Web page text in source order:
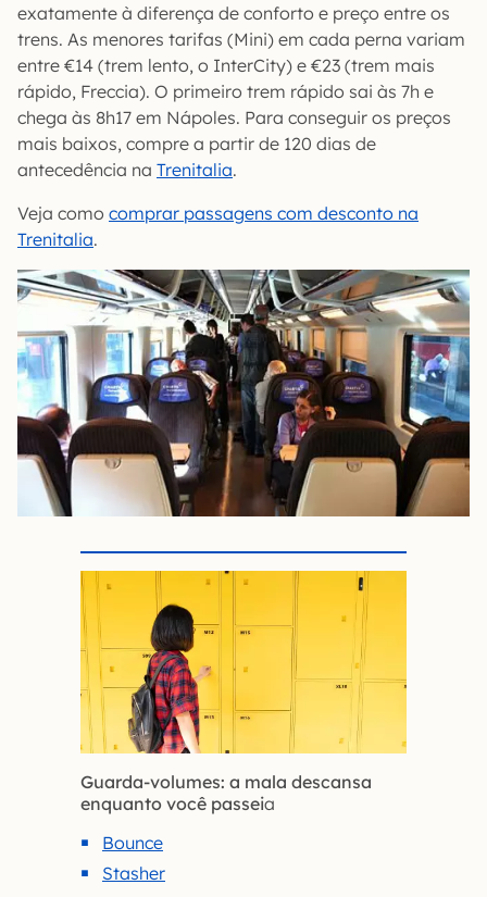
exatamente à diferença de conforto e preço entre os
trens. As menores tarifas (Mini) em cada perna variam
entre €14 (trem lento, o InterCity) e €23 (trem mais
rápido, Freccia). O primeiro trem rápido sai às 7h e
chega às 8h17 em Nápoles. Para conseguir os preços
mais baixos, compre a partir de 120 dias de
antecedência na Trenitalia.
Veja como comprar passagens com desconto na
Trenitalia.
Guarda-volumes: a mala descansa
enquanto você passeia
Bounce
Stasher